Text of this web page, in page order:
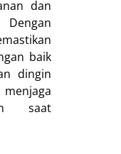
dan
baik
dingin
saat